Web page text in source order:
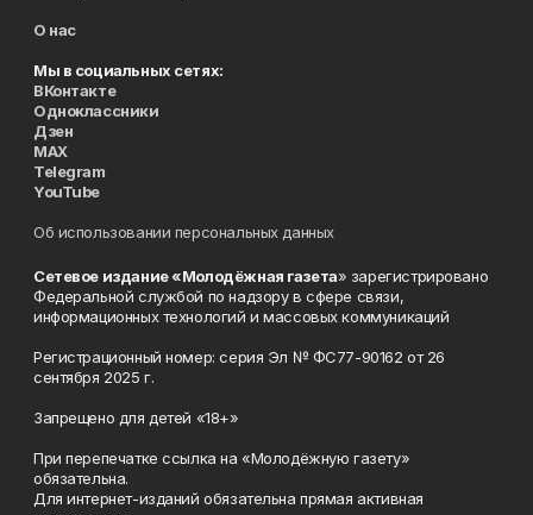
О нас
Мы в социальных сетях:
ВКонтакте
Одноклассники
Дзен
MAX
Telegram
YouTube
Об использовании персональных данных
Сетевое издание «Молодёжная газета» зарегистрировано
Федеральной службой по надзору в сфере связи,
информационных технологий и массовых коммуникаций
Регистрационный номер: серия Эл № ФС77-90162 от 26
сентября 2025 г.
Запрещено для детей «18+»
При перепечатке ссылка на «Молодёжную газету»
обязательна.
Для интернет-изданий обязательна прямая активная